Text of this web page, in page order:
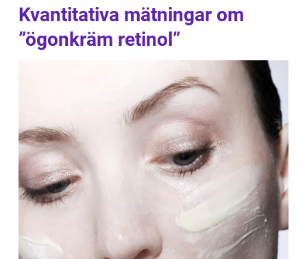
Kvantitativa mätningar om
”ögonkräm retinol”